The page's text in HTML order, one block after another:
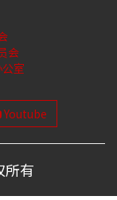
会
室
Youtube
所有